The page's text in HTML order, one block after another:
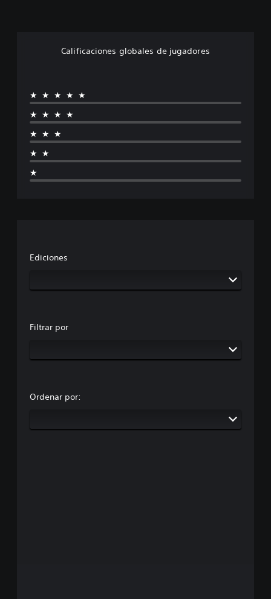
Calificaciones globales de jugadores
★★★★★
★★★★
★★★
★★
★
Ediciones
Filtrar por
Ordenar por: